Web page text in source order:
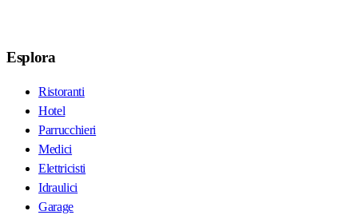
Esplora
Ristoranti
Hotel
Parrucchieri
Medici
Elettricisti
Idraulici
Garage